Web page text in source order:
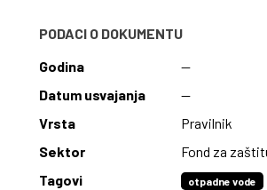
PODACI O DOKUMENTU
Godina
—
Datum usvajanja
—
Vrsta
Pravilnik
Sektor
Fond za
Tagovi
otpadne vode